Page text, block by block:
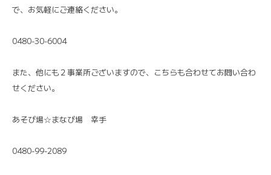
で、お気軽にご連絡ください。
0480-30-6004
また、他にも２事業所ございますので、こちらも合わせてお問い合わ
せください。
あそび場☆まなび場 幸手
0480-99-2089